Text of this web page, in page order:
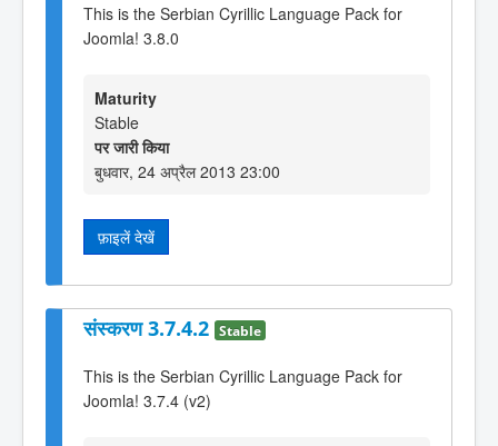
This is the Serbian Cyrillic Language Pack for
Joomla! 3.8.0
Maturity
Stable
पर जारी किया
बुधवार, 24 अप्रैल 2013 23:00
फ़ाइलें देखें
संस्करण 3.7.4.2 Stable
This is the Serbian Cyrillic Language Pack for
Joomla! 3.7.4 (v2)